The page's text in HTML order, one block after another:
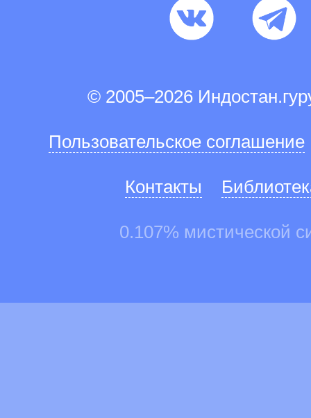
© 2005–2026
Пользовательское соглашение
Контакты
0.107% мистической